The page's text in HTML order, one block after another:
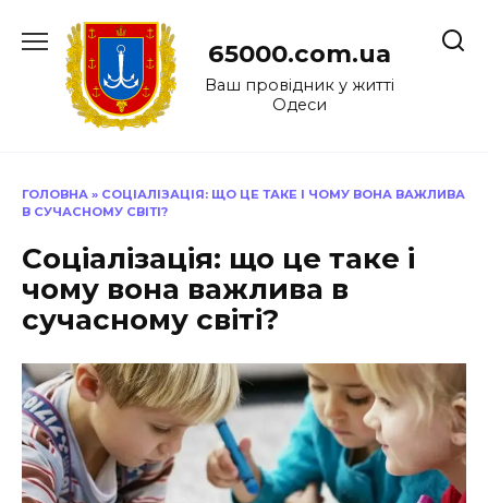
до
65000.com.ua
Ваш провідник у житті
Одеси
ГОЛОВНА » СОЦІАЛІЗАЦІЯ: ЩО ЦЕ ТАКЕ І ЧОМУ ВОНА ВАЖЛИВА
В СУЧАСНОМУ СВІТІ?
Соціалізація: що це таке і
чому вона важлива в
сучасному світі?